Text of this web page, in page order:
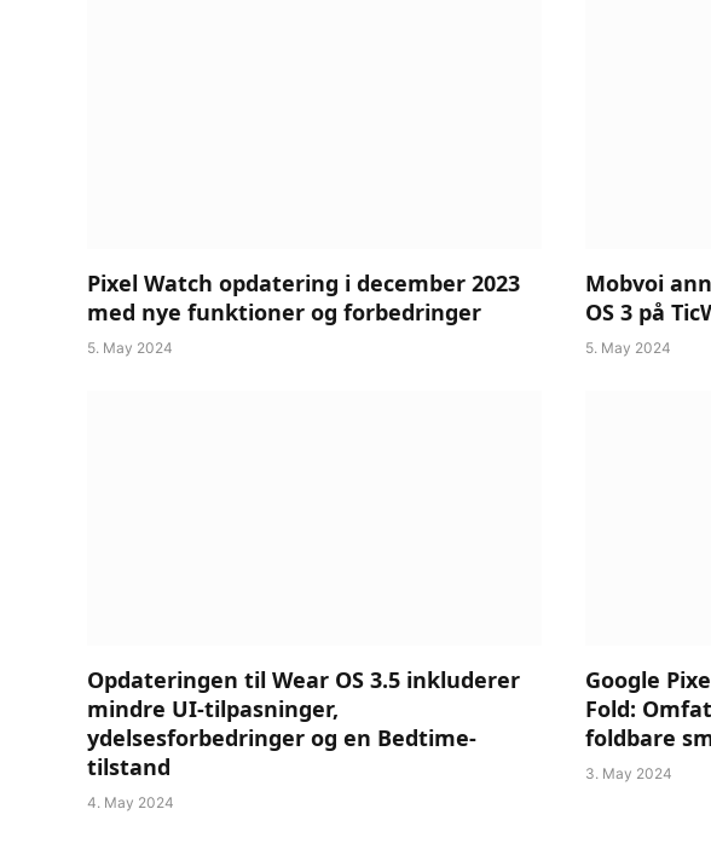
Pixel Watch opdatering i december 2023
med nye funktioner og forbedringer
5. May 2024
Mobvoi
OS 3 på
5. May 2024
Opdateringen til Wear OS 3.5 inkluderer
mindre UI-tilpasninger,
ydelsesforbedringer og en Bedtime-
tilstand
4. May 2024
Google
Fold:
foldbare
3. May 2024